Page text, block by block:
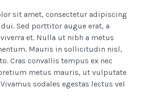
sit amet, consectetur adipiscing
Sed porttitor augue erat, a
et. Nulla ut nibh a metus
Mauris in sollicitudin nisl,
Cras convallis tempus ex nec
metus mauris, ut vulputate
sodales egestas lectus vel